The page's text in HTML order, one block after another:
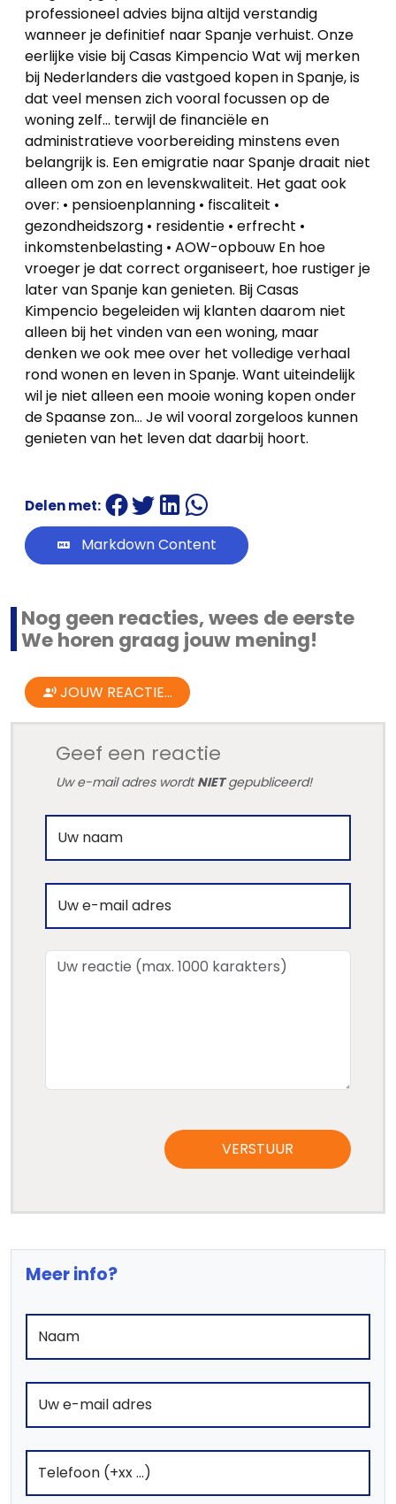
Home
Lopende
projecten
Alle
Panden
Over
ons
Ons
team
Ons
kantoor
Onze
werkwijze
ons
Blog
professioneel advies bijna altijd verstandig
wanneer je definitief naar Spanje verhuist. Onze
eerlijke visie bij Casas Kimpencio Wat wij merken
bij Nederlanders die vastgoed kopen in Spanje, is
dat veel mensen zich vooral focussen op de
woning zelf… terwijl de financiële en
administratieve voorbereiding minstens even
belangrijk is. Een emigratie naar Spanje draait niet
alleen om zon en levenskwaliteit. Het gaat ook
over: • pensioenplanning • fiscaliteit •
gezondheidszorg • residentie • erfrecht •
inkomstenbelasting • AOW-opbouw En hoe
vroeger je dat correct organiseert, hoe rustiger je
later van Spanje kan genieten. Bij Casas
Kimpencio begeleiden wij klanten daarom niet
alleen bij het vinden van een woning, maar
denken we ook mee over het volledige verhaal
rond wonen en leven in Spanje. Want uiteindelijk
wil je niet alleen een mooie woning kopen onder
de Spaanse zon… Je wil vooral zorgeloos kunnen
genieten van het leven dat daarbij hoort.
Delen met:
Markdown Content
Nog geen reacties, wees de eerste
We horen graag jouw mening!
JOUW REACTIE...
Geef een reactie
Uw e-mail adres wordtNIETgepubliceerd!
VERSTUUR
Meer info?